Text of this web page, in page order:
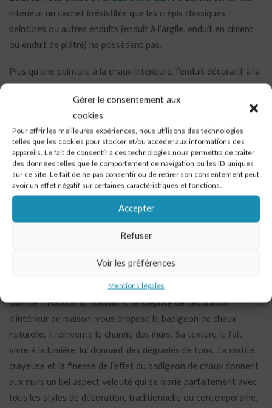
Gérer le consentement aux
cookies
Pour offrir les meilleures expériences, nous utilisons des technologies
telles que les cookies pour stocker et/ou accéder aux informations des
appareils. Le fait de consentir à ces technologies nous permettra de traiter
des données telles que le comportement de navigation ou les ID uniques
sur ce site. Le fait de ne pas consentir ou de retirer son consentement peut
avoir un effet négatif sur certaines caractéristiques et fonctions.
Accepter
Refuser
Voir les préférences
Mentions légales
intérieur, un cachet irrésistible que les crépis classiques,
peintures ou autres enduits (enduit à l’argile, enduit en ciment
ou enduit de plâtre) ne possèdent pas.
Plus qu’une peinture à la chaux intérieure, l’enduit décoratif à la
dans sa composition. Vous pourrez choisir la couleur de ces
pigments naturels grâce à un nuancier.
Choisir d’appliquer un enduit à la chaux, c’est avoir la garantie
d’un produit sain et naturel, conçu à l’intention de ceux qui
souhaitent apporter richesse, authenticité et identité à leur
intérieur.
Il est inspiré pour sa composition et son aspect, d’un enduit
traditionnel des plus anciens et des plus nobles.
Envie de matières légères et nuancées ? Lassé des aplats sans
charme ? Habitat & Traditions, entreprise de décoration
d’intérieur de maison, vous propose le badigeon de chaux
naturelle. Il réinvente le charme des murs. Sa texture le fait
vivre à la lumière, lui donnant des dégradés de tons. La matité
crayeuse et la finesse de l’effet du badigeon de chaux donnent
aux murs un bel aspect velouté qui se marie parfaitement avec
tous les styles de décoration, traditionnelle ou contemporaine.